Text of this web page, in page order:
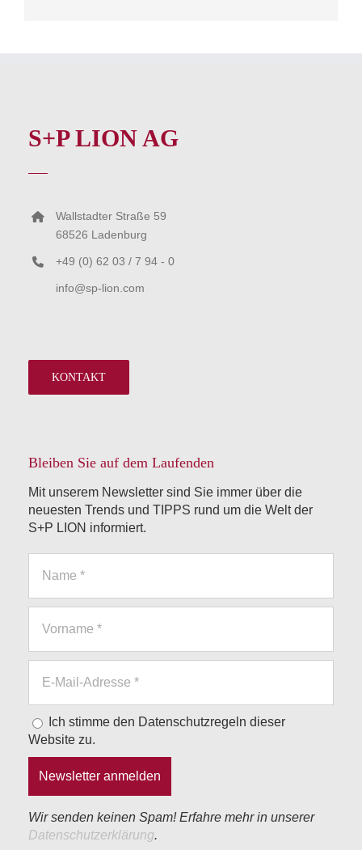
S+P LION AG
Wallstadter Straße 59
68526 Ladenburg
+49 (0) 62 03 / 7 94 - 0
info@sp-lion.com
KONTAKT
Bleiben Sie auf dem Laufenden
Mit unserem Newsletter sind Sie immer über die
neuesten Trends und TIPPS rund um die Welt der
S+P LION informiert.
Ich stimme den Datenschutzregeln dieser
Website zu.
Wir senden keinen Spam! Erfahre mehr in unserer
Datenschutzerklärung.